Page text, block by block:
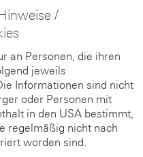
/
an Personen, die ihren
jeweils
Informationen sind nicht
oder Personen mit
in den USA bestimmt,
regelmäßig nicht nach
worden sind.